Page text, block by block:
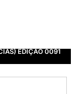
EDIÇÃO 0091